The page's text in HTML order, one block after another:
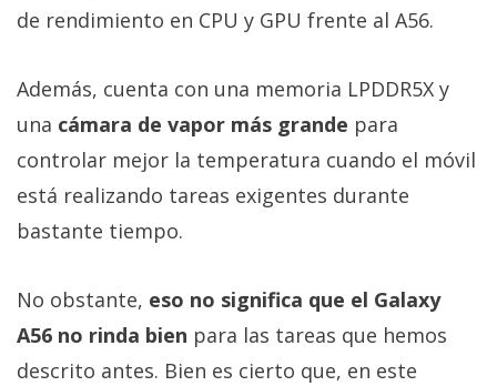
de rendimiento en CPU y GPU frente al A56.
Además, cuenta con una memoria LPDDR5X y
una cámara de vapor más grande para
controlar mejor la temperatura cuando el móvil
está realizando tareas exigentes durante
bastante tiempo.
No obstante, eso no significa que el Galaxy
A56 no rinda bien para las tareas que hemos
descrito antes. Bien es cierto que, en este